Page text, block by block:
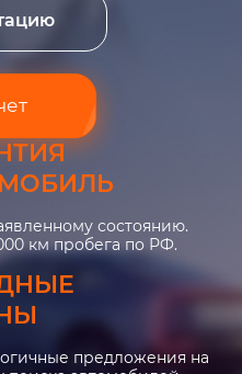
состоянию.
км пробега по РФ.
предложения на